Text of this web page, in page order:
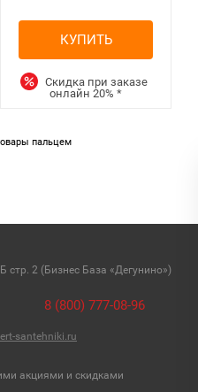
КУПИТЬ
Скидка при заказе
онлайн20%*
стр. 2 (Бизнес База «Дегунино»)
8 (800) 777-08-96
santehniki.ru
акциями и скидками